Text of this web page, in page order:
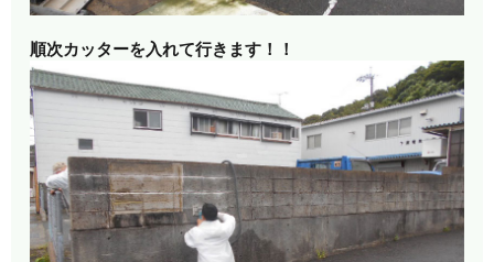
順次カッターを入れて行きます！！